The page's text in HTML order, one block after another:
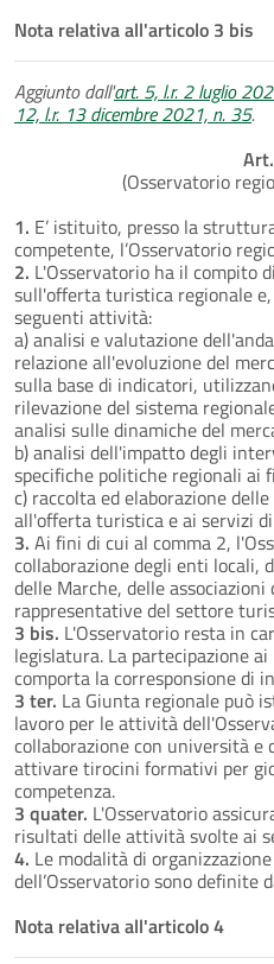
Nota relativa all'articolo 3 bis
Aggiunto dall'art. 5, l.r. 2 luglio
12, l.r. 13 dicembre 2021, n. 35.
(Osservatorio
1. E’ istituito, presso la
competente, l’Osservatorio
2. L'Osservatorio ha il compito
sull'offerta turistica regionale
seguenti attività:
a) analisi e valutazione
relazione all'evoluzione del
sulla base di indicatori,
rilevazione del sistema
analisi sulle dinamiche del
b) analisi dell'impatto degli
specifiche politiche regionali ai
c) raccolta ed elaborazione
all'offerta turistica e ai servizi
3. Ai fini di cui al comma 2,
collaborazione degli enti locali,
delle Marche, delle
rappresentative del settore
3 bis. L'Osservatorio resta in
legislatura. La partecipazione
comporta la corresponsione di
3 ter. La Giunta regionale può
lavoro per le attività
collaborazione con università e
attivare tirocini formativi per
competenza.
3 quater. L'Osservatorio
risultati delle attività svolte ai
4. Le modalità di
dell’Osservatorio sono definite
Nota relativa all'articolo 4